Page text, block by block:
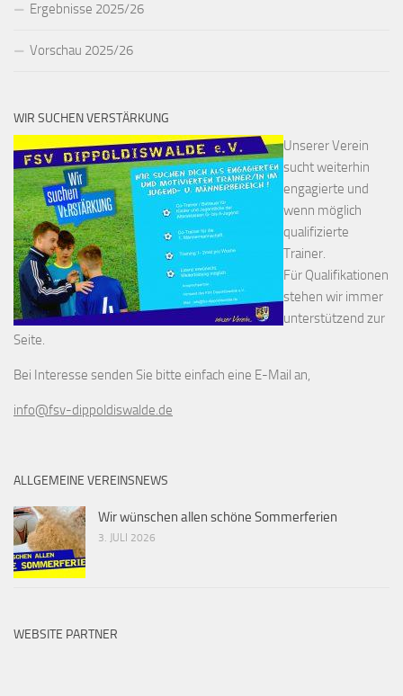
Ergebnisse 2025/26
Vorschau 2025/26
WIR SUCHEN VERSTÄRKUNG
Unserer Verein
sucht weiterhin
engagierte und
wenn möglich
qualifizierte
Trainer.
Für Qualifikationen
stehen wir immer
unterstützend zur
Seite.
Bei Interesse senden Sie bitte einfach eine E-Mail an,
info@fsv-dippoldiswalde.de
ALLGEMEINE VEREINSNEWS
Wir wünschen allen schöne Sommerferien
3. JULI 2026
WEBSITE PARTNER